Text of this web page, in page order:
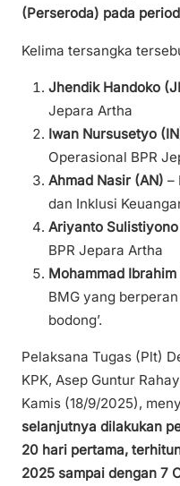
(Perseroda) pada
Kelima tersangka
Jhendik Handoko
Jepara Artha
Iwan Nursusetyo
Operasional BPR
Ahmad Nasir (AN) –
dan Inklusi
Ariyanto Sulistiyono
BPR Jepara Artha
Mohammad Ibrahim
BMG yang
bodong’.
Pelaksana Tugas (Plt)
KPK, Asep Guntur
Kamis (18/9/2025),
selanjutnya dilakukan
20 hari pertama,
2025 sampai dengan 7